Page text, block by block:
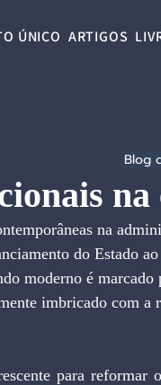
ÚNICO ARTIGOS
do Estado
moderno é
imbricado com a
Blog